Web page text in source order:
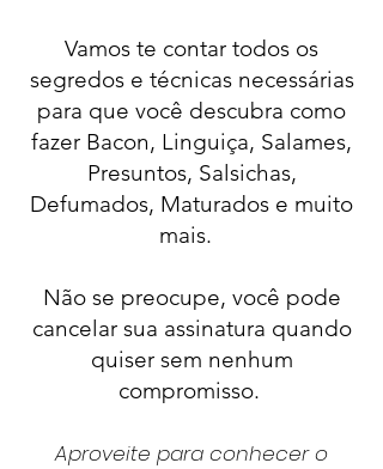
Vamos te contar todos os
segredos e técnicas necessárias
para que você descubra como
fazer Bacon, Linguiça, Salames,
Presuntos, Salsichas,
Defumados, Maturados e muito
mais.
Não se preocupe, você pode
cancelar sua assinatura quando
quiser sem nenhum
compromisso.
Aproveite para conhecer o